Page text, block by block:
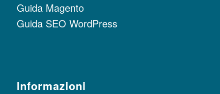
Guida Magento
Guida SEO WordPress
Informazioni